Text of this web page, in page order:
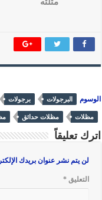
الوسوم البرجولات برجولات
مظلات مظلات حدائق
اترك تعليقاً
لن يتم نشر عنوان بريدك
التعليق*